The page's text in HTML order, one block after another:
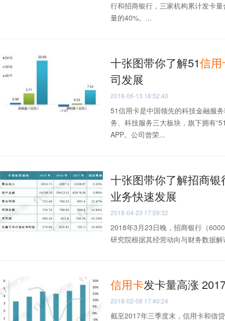
行和招商银行，三家机构累计发卡
量的40%。...
十张图带你了解51信用
司发展
2018-06-13 18:52:40
51信用卡是中国领先的科技金融服
务、科技服务三大板块，旗下拥有
APP。公司曾荣...
十张图带你了解招商
业务快速发展
2018-04-23 17:59:32
2018年3月23日晚，招商银行（
研究院根据其经营动向与财务数据
信用卡发卡量高涨
2018-02-08 17:40:24
截至2017年三季度末，信用卡和借